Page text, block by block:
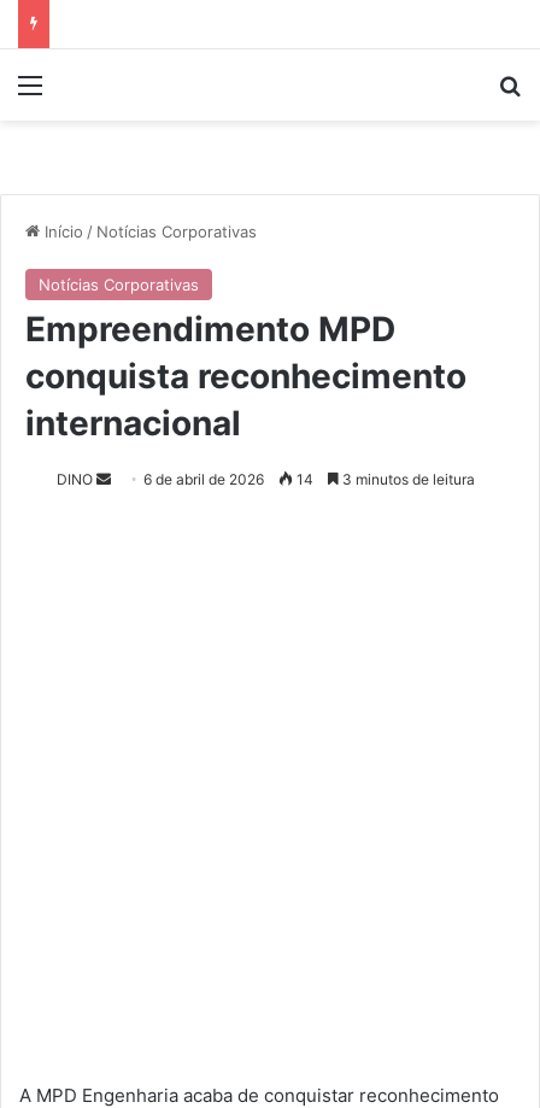
Início / Notícias Corporativas
Notícias Corporativas
Empreendimento MPD
conquista reconhecimento
internacional
DINO 6 de abril de 2026 14 3 minutos de leitura
A MPD Engenharia acaba de conquistar reconhecimento